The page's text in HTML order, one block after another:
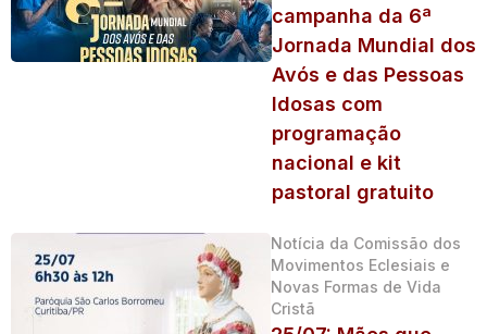
campanha da 6ª
Jornada Mundial dos
Avós e das Pessoas
Idosas com
programação
nacional e kit
pastoral gratuito
Notícia da Comissão dos
Movimentos Eclesiais e
Novas Formas de Vida
Cristã